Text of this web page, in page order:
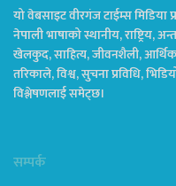
यो वेबसाइट वीरगंज टाईम्स मिडिया
नेपाली भाषाको स्थानीय, राष्ट्रिय,
खेलकुद, साहित्य, जीवनशैली,
तरिकाले, विश्व, सुचना प्रविधि,
विश्लेषणलाई समेट्छ।
सम्पर्क